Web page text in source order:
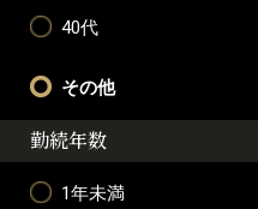
40代
その他
勤続年数
1年未満